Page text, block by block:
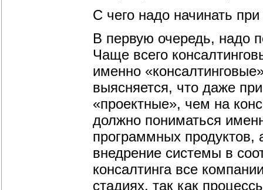
С чего надо начинать
В первую очередь, надо
Чаще всего
именно
выясняется, что даже
«проектные», чем на
должно пониматься
программных продуктов,
внедрение системы в
консалтинга все
стадиях, так как